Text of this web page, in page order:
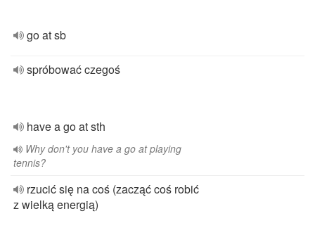
go at sb
spróbować czegoś
have a go at sth
Why don't you have a go at playing
tennis?
rzucić się na coś (zacząć coś robić
z wielką energią)